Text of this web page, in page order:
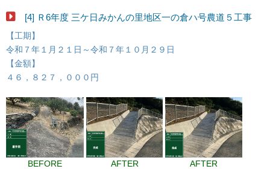
[4] Ｒ6年度 三ケ日みかんの里地区一の倉ハ号農道５工事
【工期】
令和７年１月２１日～令和７年１０月２９日
【金額】
４６，８２７，０００円
BEFORE AFTER AFTER